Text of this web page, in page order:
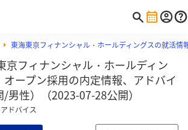
東海東京フィナンシャル・ホールディングスの就活情
京フィナンシャル・ホールディン
ープン採用の内定情報、アドバイ
男性）（2023-07-28公開）
ドバイス